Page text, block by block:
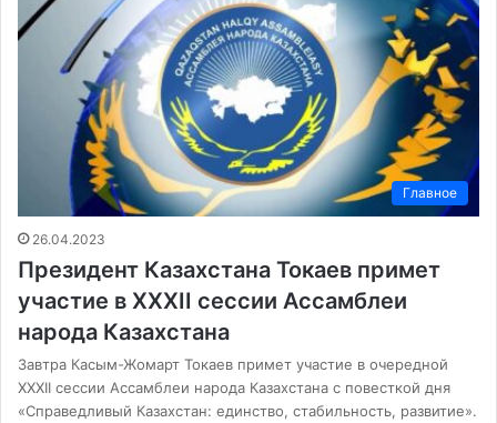
Главное
26.04.2023
Президент Казахстана Токаев примет
участие в XXXII сессии Ассамблеи
народа Казахстана
Завтра Касым-Жомарт Токаев примет участие в очередной
XXXII сессии Ассамблеи народа Казахстана с повесткой дня
«Справедливый Казахстан: единство, стабильность, развитие».